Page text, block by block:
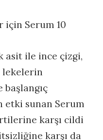
için Serum 10
asit ile ince çizgi,
lekelerin
etki sunan Serum
karşı cildi
karşı da